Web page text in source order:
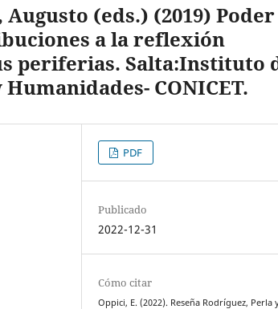
(eds.) (2019)
a la reflexión
periferias. Salta:Instituto
CONICET.
PDF
Publicado
2022-12-31
Cómo citar
Oppici, E. (2022). Reseña Rodríguez, Perla